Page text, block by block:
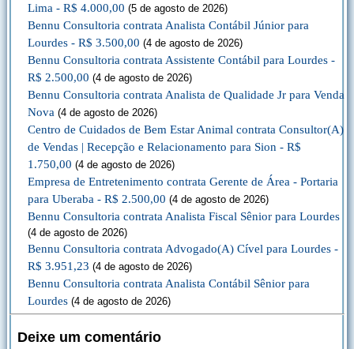
Lima - R$ 4.000,00 (5 de agosto de 2026)
Bennu Consultoria contrata Analista Contábil Júnior para
Lourdes - R$ 3.500,00 (4 de agosto de 2026)
Bennu Consultoria contrata Assistente Contábil para Lourdes -
R$ 2.500,00 (4 de agosto de 2026)
Bennu Consultoria contrata Analista de Qualidade Jr para Venda
Nova (4 de agosto de 2026)
Centro de Cuidados de Bem Estar Animal contrata Consultor(A)
de Vendas | Recepção e Relacionamento para Sion - R$
1.750,00 (4 de agosto de 2026)
Empresa de Entretenimento contrata Gerente de Área - Portaria
para Uberaba - R$ 2.500,00 (4 de agosto de 2026)
Bennu Consultoria contrata Analista Fiscal Sênior para Lourdes
(4 de agosto de 2026)
Bennu Consultoria contrata Advogado(A) Cível para Lourdes -
R$ 3.951,23 (4 de agosto de 2026)
Bennu Consultoria contrata Analista Contábil Sênior para
Lourdes (4 de agosto de 2026)
Deixe um comentário